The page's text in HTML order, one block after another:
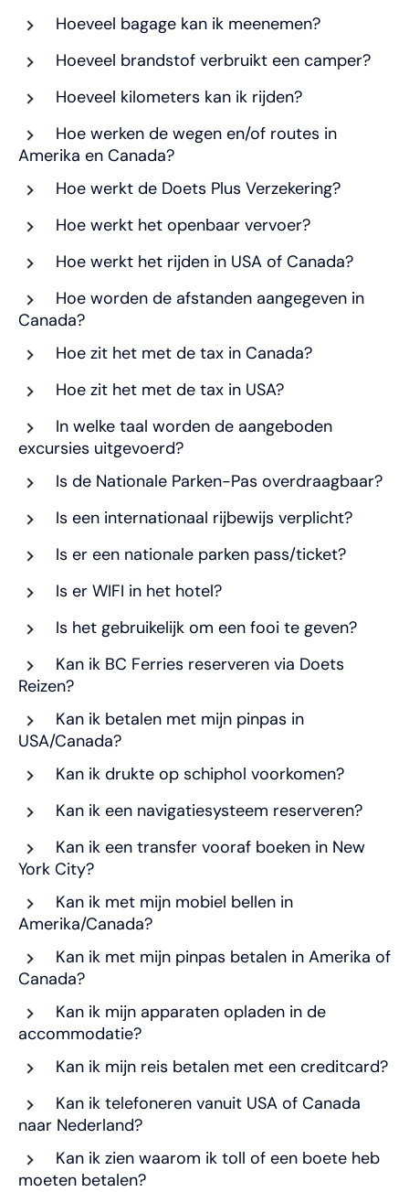
Hoeveel bagage kan ik meenemen?
Hoeveel brandstof verbruikt een camper?
Hoeveel kilometers kan ik rijden?
Hoe werken de wegen en/of routes in
Amerika en Canada?
Hoe werkt de Doets Plus Verzekering?
Hoe werkt het openbaar vervoer?
Hoe werkt het rijden in USA of Canada?
Hoe worden de afstanden aangegeven in
Canada?
Hoe zit het met de tax in Canada?
Hoe zit het met de tax in USA?
In welke taal worden de aangeboden
excursies uitgevoerd?
Is de Nationale Parken-Pas overdraagbaar?
Is een internationaal rijbewijs verplicht?
Is er een nationale parken pass/ticket?
Is er WIFI in het hotel?
Is het gebruikelijk om een fooi te geven?
Kan ik BC Ferries reserveren via Doets
Reizen?
Kan ik betalen met mijn pinpas in
USA/Canada?
Kan ik drukte op schiphol voorkomen?
Kan ik een navigatiesysteem reserveren?
Kan ik een transfer vooraf boeken in New
York City?
Kan ik met mijn mobiel bellen in
Amerika/Canada?
Kan ik met mijn pinpas betalen in Amerika of
Canada?
Kan ik mijn apparaten opladen in de
accommodatie?
Kan ik mijn reis betalen met een creditcard?
Kan ik telefoneren vanuit USA of Canada
naar Nederland?
Kan ik zien waarom ik toll of een boete heb
moeten betalen?